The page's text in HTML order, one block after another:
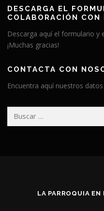
DESCARGA EL
COLABORACIÓN CON
Descarga aquí el formulario y
¡Muchas gracias!
CONTACTA CON
Encuentra aquí nuestros
LA PARROQUIA EN